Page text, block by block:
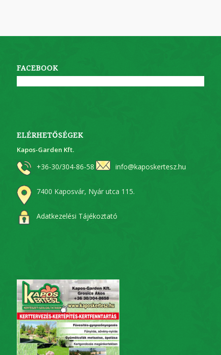
FACEBOOK
ELÉRHETŐSÉGEK
Kapos-Garden Kft.
+36-30/304-86-58 info@kaposkertesz.hu
7400 Kaposvár, Nyár utca 115.
Adatkezelési Tájékoztató